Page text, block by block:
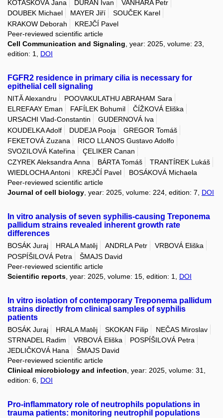
KOTAŠKOVÁ Jana DURAN Ivan
VAŇHARA Petr
DOUBEK Michael
MAYER Jiří
SOUČEK Karel
KRAKOW Deborah
KREJČÍ Pavel
Peer-reviewed scientific article
Cell Communication and Signaling , year: 2025, volume: 23,
edition: 1, DOI
FGFR2 residence in primary cilia is necessary for
epithelial cell signaling
NITĂ Alexandru
POOVAKULATHU ABRAHAM Sara
ELREFAAY Eman
FAFÍLEK Bohumil
ČÍŽKOVÁ Eliška
URSACHI Vlad-Constantin
GUDERNOVÁ Iva
KOUDELKA Adolf
DUDEJA Pooja
GREGOR Tomáš
FEKETOVÁ Zuzana
RICO LLANOS Gustavo Adolfo
SVOZILOVÁ Kateřina
ÇELIKER Canan
CZYREK Aleksandra Anna
BÁRTA Tomáš
TRANTÍREK Lukáš
WIEDLOCHA Antoni
KREJČÍ Pavel
BOSÁKOVÁ Michaela
Peer-reviewed scientific article
Journal of cell biology , year: 2025, volume: 224, edition: 7, DOI
In vitro analysis of seven syphilis-causing Treponema
pallidum strains revealed inherent growth rate
differences
BOSÁK Juraj HRALA Matěj ANDRLA Petr
VRBOVÁ Eliška
POSPÍŠILOVÁ Petra
ŠMAJS David
Peer-reviewed scientific article
Scientific reports , year: 2025, volume: 15, edition: 1, DOI
In vitro isolation of contemporary Treponema pallidum
strains directly from clinical samples of syphilis
patients
BOSÁK Juraj HRALA Matěj SKOKAN Filip
NEČAS Miroslav
STRNADEL Radim
VRBOVÁ Eliška
POSPÍŠILOVÁ Petra
JEDLIČKOVÁ Hana
ŠMAJS David
Peer-reviewed scientific article
Clinical microbiology and infection, year: 2025, volume: 31,
edition: 6, DOI
Pro-inflammatory role of neutrophils populations in
trauma patients: monitoring neutrophil populations